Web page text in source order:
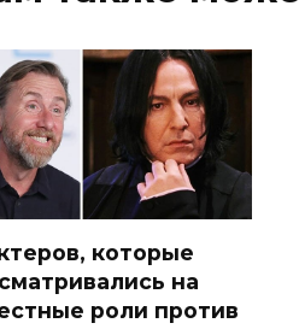
которые
на
роли против